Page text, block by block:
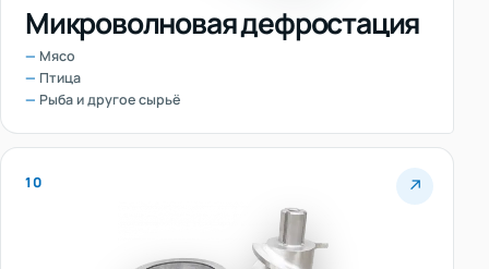
Микроволновая дефростация
Мясо
Птица
Рыба и другое сырьё
10 ↗